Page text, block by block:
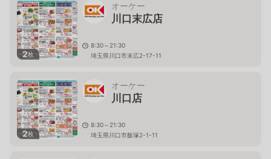
2枚
オーケー
川口末広店
8:30～21:30
埼玉県川口市末広2-17-11
2枚
オーケー
川口店
8:30～21:30
埼玉県川口市飯塚2-1-11